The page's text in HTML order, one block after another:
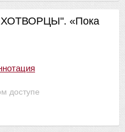
доступе
«Пока